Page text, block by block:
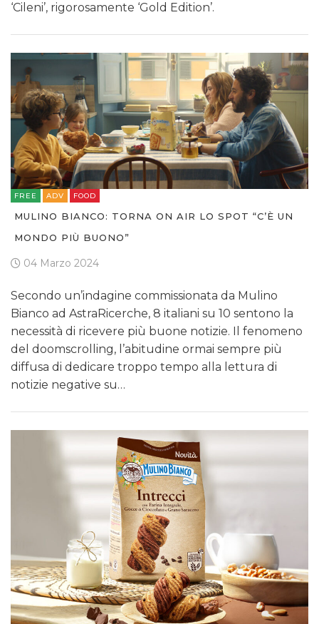
‘Cileni’, rigorosamente ‘Gold Edition’.
FREE ADV FOOD
MULINO BIANCO: TORNA ON AIR LO SPOT “C’È UN
MONDO PIÙ BUONO”
04 Marzo 2024
Secondo un’indagine commissionata da Mulino
Bianco ad AstraRicerche, 8 italiani su 10 sentono la
necessità di ricevere più buone notizie. Il fenomeno
del doomscrolling, l’abitudine ormai sempre più
diffusa di dedicare troppo tempo alla lettura di
notizie negative su…